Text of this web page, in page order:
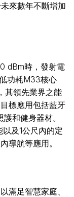
來數年不斷增加
dBm時，發射電
功耗M33核心
其領先業界之能
標應用包括藍牙
和健身器材。
及1公尺內的定
導航等應用。
滿足智慧家庭、